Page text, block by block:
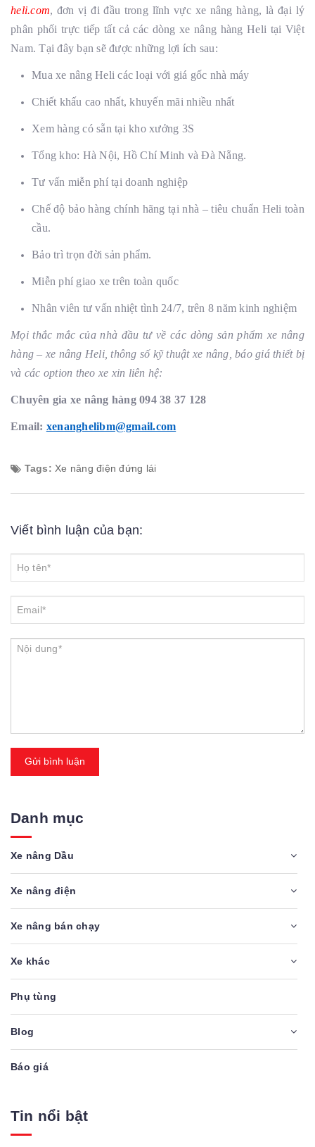
heli.com, đơn vị đi đầu trong lĩnh vực xe nâng hàng, là đại lý
phân phối trực tiếp tất cả các dòng xe nâng hàng Heli tại Việt
Nam. Tại đây bạn sẽ được những lợi ích sau:
Mua xe nâng Heli các loại với giá gốc nhà máy
Chiết khấu cao nhất, khuyến mãi nhiều nhất
Xem hàng có sẵn tại kho xưởng 3S
Tổng kho: Hà Nội, Hồ Chí Minh và Đà Nẵng.
Tư vấn miễn phí tại doanh nghiệp
Chế độ bảo hàng chính hãng tại nhà – tiêu chuẩn Heli toàn
cầu.
Bảo trì trọn đời sản phẩm.
Miễn phí giao xe trên toàn quốc
Nhân viên tư vấn nhiệt tình 24/7, trên 8 năm kinh nghiệm
Mọi thắc mắc của nhà đầu tư về các dòng sản phẩm xe nâng
hàng – xe nâng Heli, thông số kỹ thuật xe nâng, báo giá thiết bị
và các option theo xe xin liên hệ:
Chuyên gia xe nâng hàng 094 38 37 128
Email: xenanghelibm@gmail.com
Tags: Xe nâng điện đứng lái
Viết bình luận của bạn:
Gửi bình luận
Danh mục
Xe nâng Dầu
Xe nâng điện
Xe nâng bán chạy
Xe khác
Phụ tùng
Blog
Báo giá
Tin nổi bật